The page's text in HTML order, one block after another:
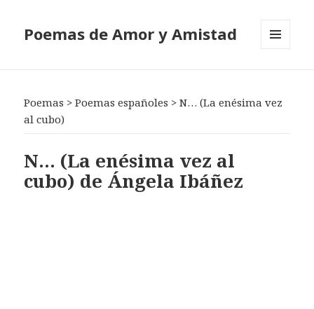
Poemas de Amor y Amistad
Poemas >Poemas españoles >N… (La enésima vez
al cubo)
N… (La enésima vez al
cubo) de Ángela Ibáñez